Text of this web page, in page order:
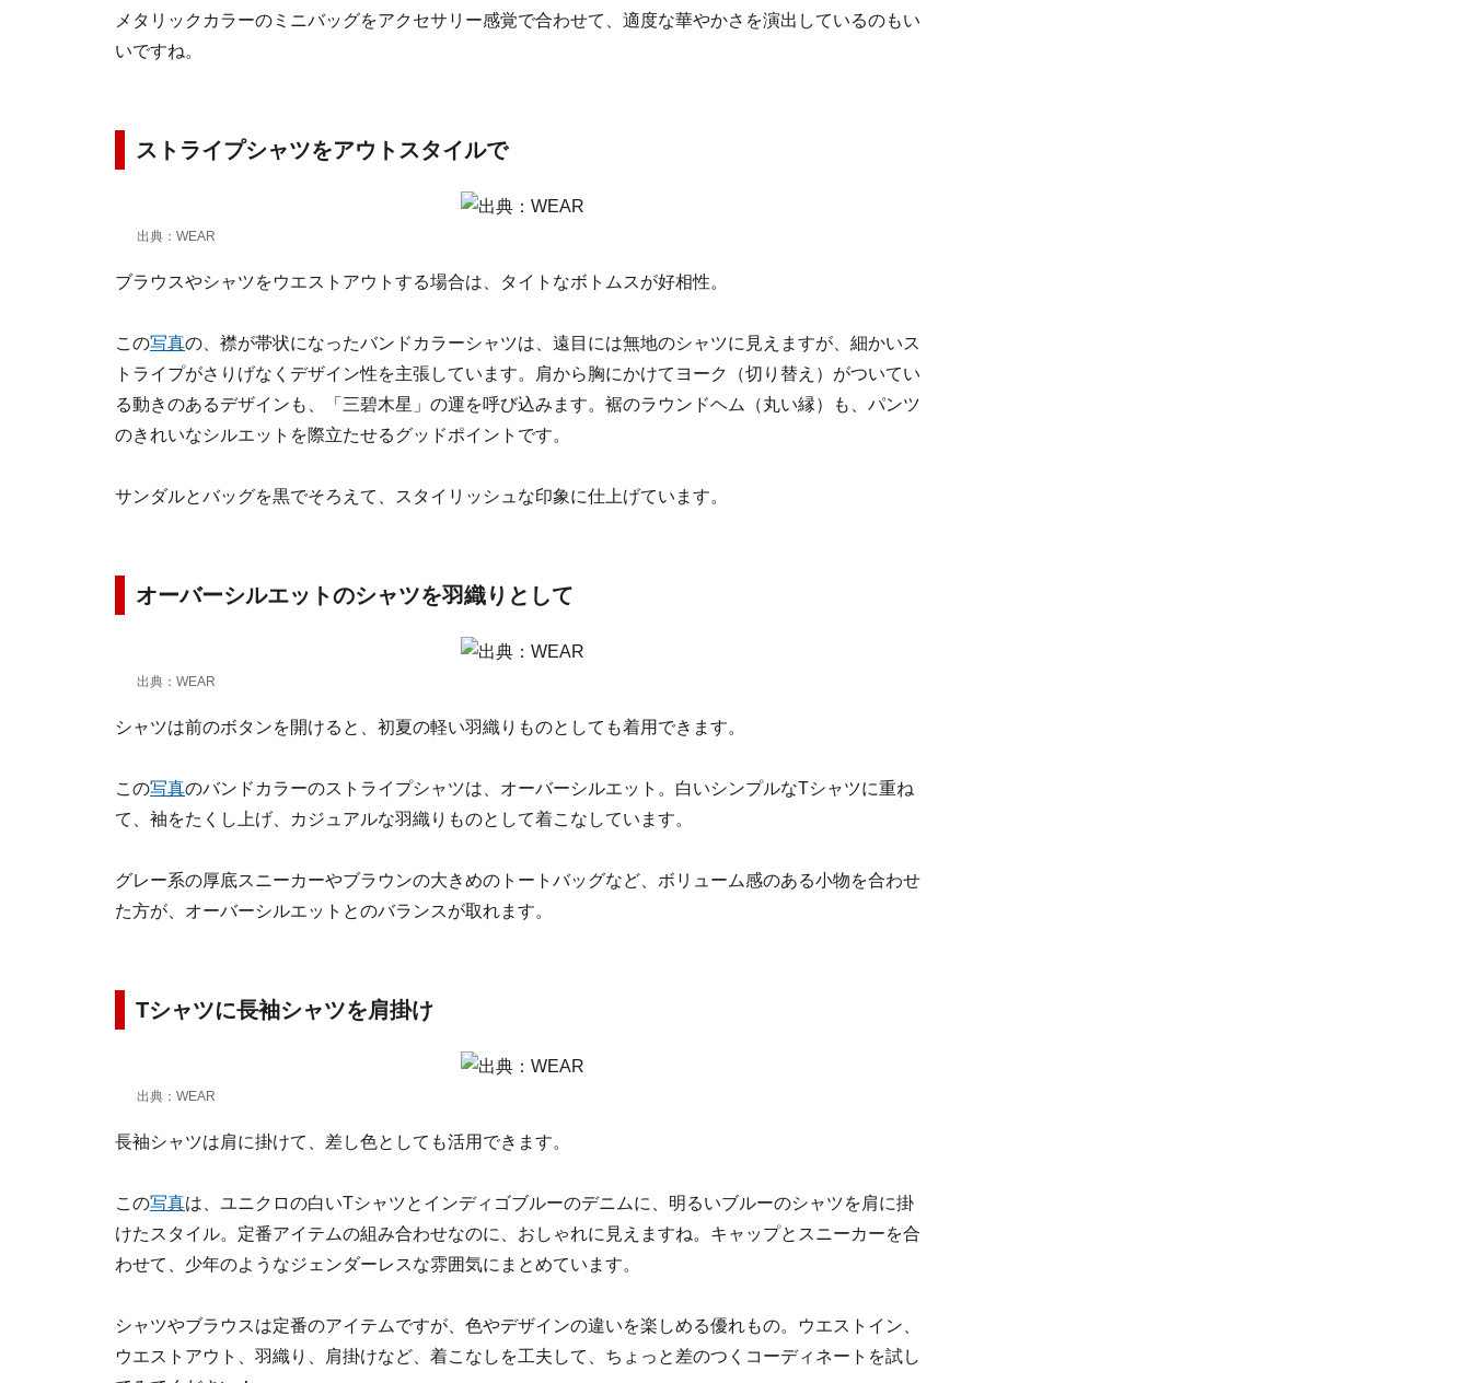
メタリックカラーのミニバッグをアクセサリー感覚で合わせて、適度な華やかさを演出しているのもい
いですね。
ストライプシャツをアウトスタイルで
出典：WEAR
ブラウスやシャツをウエストアウトする場合は、タイトなボトムスが好相性。
この写真の、襟が帯状になったバンドカラーシャツは、遠目には無地のシャツに見えますが、細かいス
トライプがさりげなくデザイン性を主張しています。肩から胸にかけてヨーク（切り替え）がついてい
る動きのあるデザインも、「三碧木星」の運を呼び込みます。裾のラウンドヘム（丸い縁）も、パンツ
のきれいなシルエットを際立たせるグッドポイントです。
サンダルとバッグを黒でそろえて、スタイリッシュな印象に仕上げています。
オーバーシルエットのシャツを羽織りとして
出典：WEAR
シャツは前のボタンを開けると、初夏の軽い羽織りものとしても着用できます。
この写真のバンドカラーのストライプシャツは、オーバーシルエット。白いシンプルなTシャツに重ね
て、袖をたくし上げ、カジュアルな羽織りものとして着こなしています。
グレー系の厚底スニーカーやブラウンの大きめのトートバッグなど、ボリューム感のある小物を合わせ
た方が、オーバーシルエットとのバランスが取れます。
Tシャツに長袖シャツを肩掛け
出典：WEAR
長袖シャツは肩に掛けて、差し色としても活用できます。
この写真は、ユニクロの白いTシャツとインディゴブルーのデニムに、明るいブルーのシャツを肩に掛
けたスタイル。定番アイテムの組み合わせなのに、おしゃれに見えますね。キャップとスニーカーを合
わせて、少年のようなジェンダーレスな雰囲気にまとめています。
シャツやブラウスは定番のアイテムですが、色やデザインの違いを楽しめる優れもの。ウエストイン、
ウエストアウト、羽織り、肩掛けなど、着こなしを工夫して、ちょっと差のつくコーディネートを試し